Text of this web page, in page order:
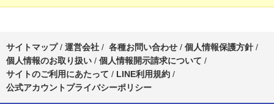
サイトマップ/ 運営会社 / 各種お問い合わせ / 個人情報保護方針 /
個人情報のお取り扱い / 個人情報開示請求について /
サイトのご利用にあたって / LINE利用規約 /
公式アカウントプライバシーポリシー